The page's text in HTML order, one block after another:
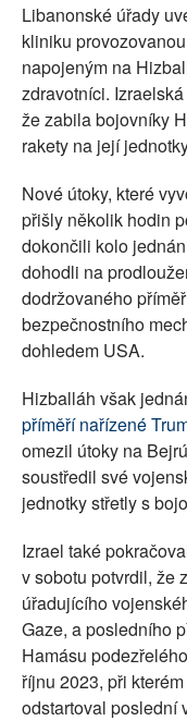
Libanonské úřady
kliniku
napojeným na
zdravotníci.
že zabila bojovníky
rakety na její
Nové útoky, které
přišly několik hodin
dokončili kolo
dohodli na
dodržovaného
bezpečnostního
dohledem USA.
Hizballáh však
příměří nařízené
omezil útoky na
soustředil své
jednotky střetly s
Izrael také
v sobotu potvrdil, že
úřadujícího
Gaze, a posledního
Hamásu
říjnu 2023, při
odstartoval poslední